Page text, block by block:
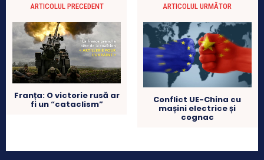
ARTICOLUL PRECEDENT
Franța: O victorie rusă ar
fi un “cataclism”
ARTICOLUL URMĂTOR
Conflict UE-China cu
mașini electrice și
cognac